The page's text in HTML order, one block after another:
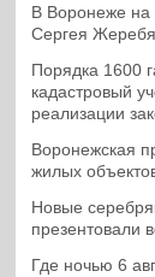
В Воронеже на
Сергея
Порядка 1600
кадастровый
реализации
Воронежская
жилых
Новые
презентовали
Где ночью 6